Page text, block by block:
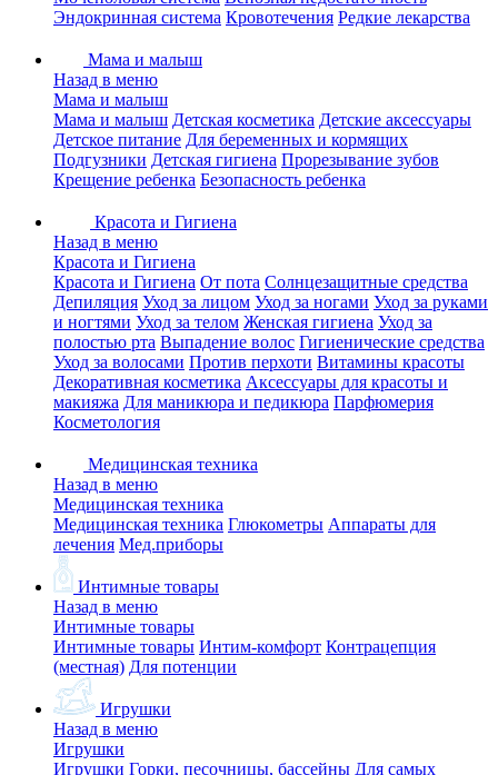
Эндокринная система Кровотечения Редкие лекарства
Мама и малыш
Назад в меню
Мама и малыш
Мама и малыш Детская косметика Детские аксессуары
Детское питание Для беременных и кормящих
Подгузники Детская гигиена Прорезывание зубов
Крещение ребенка Безопасность ребенка
Красота и Гигиена
Назад в меню
Красота и Гигиена
Красота и Гигиена От пота Солнцезащитные средства
Депиляция Уход за лицом Уход за ногами Уход за руками
и ногтями Уход за телом Женская гигиена Уход за
полостью рта Выпадение волос Гигиенические средства
Уход за волосами Против перхоти Витамины красоты
Декоративная косметика Аксессуары для красоты и
макияжа Для маникюра и педикюра Парфюмерия
Косметология
Медицинская техника
Назад в меню
Медицинская техника
Медицинская техника Глюкометры Аппараты для
лечения Мед.приборы
Интимные товары
Назад в меню
Интимные товары
Интимные товары Интим-комфорт Контрацепция
(местная) Для потенции
Игрушки
Назад в меню
Игрушки
Игрушки Горки, песочницы, бассейны Для самых